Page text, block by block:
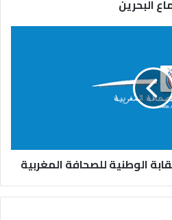
البحرين
الوطنية للصحافة المغربية